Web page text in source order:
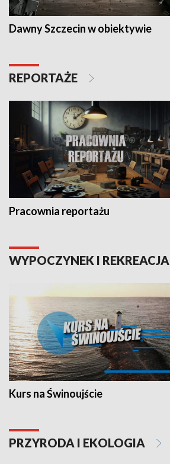
Dawny Szczecin w obiektywie
REPORTAŻE
Pracownia reportażu
WYPOCZYNEK I REKREACJA
Kurs na Świnoujście
PRZYRODA I EKOLOGIA